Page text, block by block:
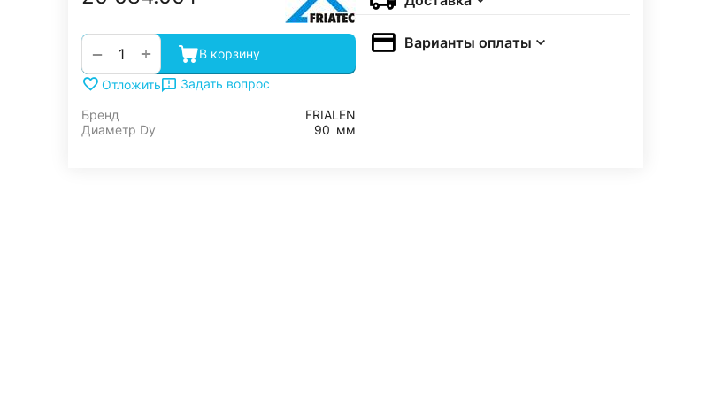
+
− В корзину
Отложить Задать вопрос
Бренд
FRIALEN
Диаметр Dy
90 мм
Варианты оплаты